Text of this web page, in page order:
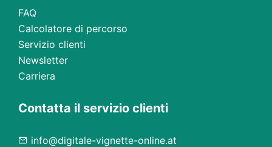
FAQ
Calcolatore di percorso
Servizio clienti
Newsletter
Carriera
Contatta il servizio clienti
info@digitale-vignette-online.at